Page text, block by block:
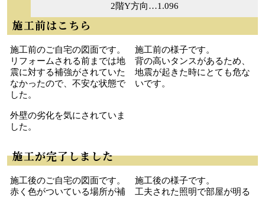
2階Y方向…1.096
施工前はこちら
施工前のご自宅の図面です。
リフォームされる前までは地
震に対する補強がされていた
なかったので、不安な状態で
した。
施工前の様子です。
背の高いタンスがあるため、
地震が起きた時にとても危な
いです。
外壁の劣化を気にされていま
した。
施工が完了しました
施工後のご自宅の図面です。
赤く色がついている場所が補
施工後の様子です。
工夫された照明で部屋が明る